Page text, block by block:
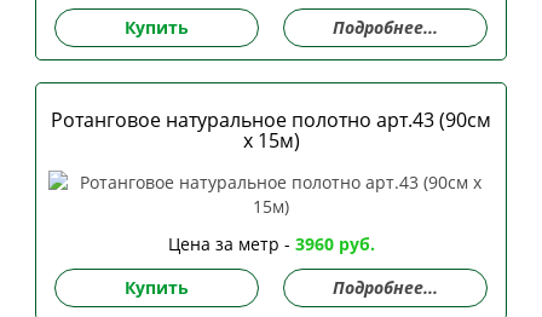
Купить
Подробнее...
Ротанговое натуральное полотно арт.43 (90см
х 15м)
Цена за метр - 3960 руб.
Купить
Подробнее...